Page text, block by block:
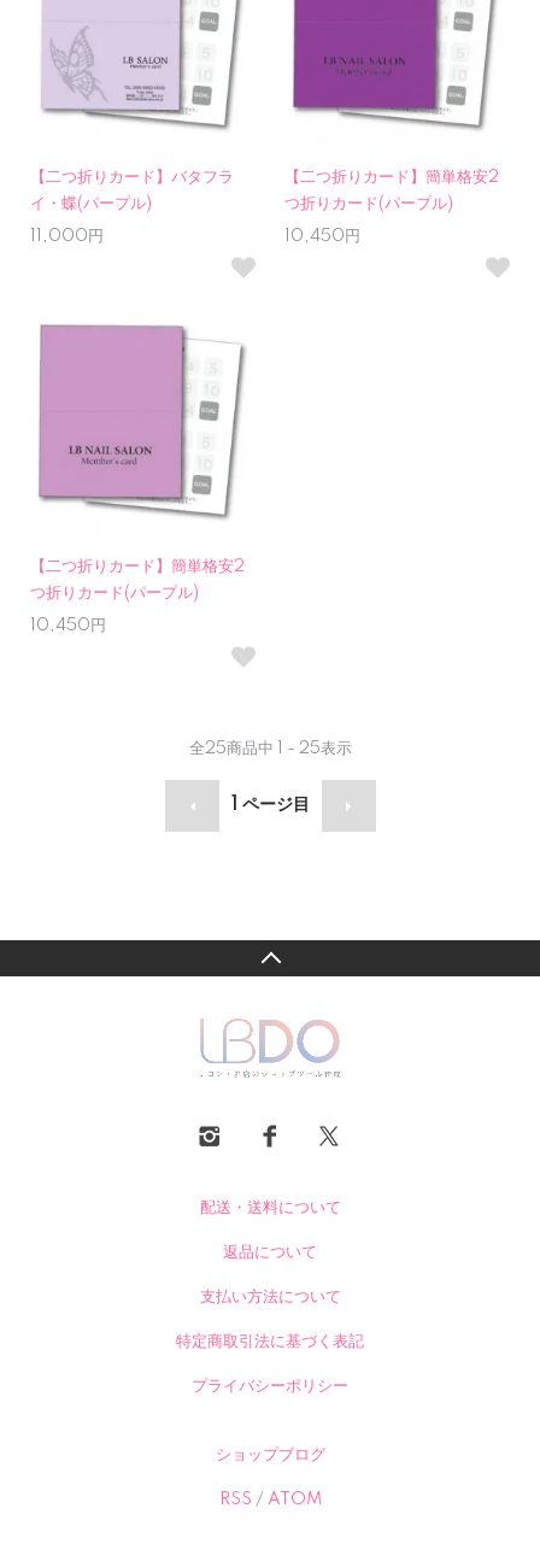
【二つ折りカード】バタフラ
イ・蝶(パープル)
11,000円
【二つ折りカード】簡単格安2
つ折りカード(パープル)
10,450円
【二つ折りカード】簡単格安2
つ折りカード(パープル)
10,450円
全25商品中 1 - 25表示
ページ目
配送・送料について
返品について
支払い方法について
特定商取引法に基づく表記
プライバシーポリシー
ショップブログ
RSS / ATOM